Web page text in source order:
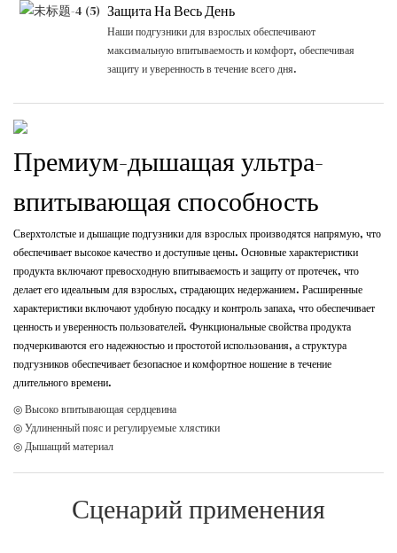
Защита На Весь День
Наши подгузники для взрослых обеспечивают
максимальную впитываемость и комфорт, обеспечивая
защиту и уверенность в течение всего дня.
Премиум-дышащая ультра-
впитывающая способность
Сверхтолстые и дышащие подгузники для взрослых производятся напрямую, что
обеспечивает высокое качество и доступные цены. Основные характеристики
продукта включают превосходную впитываемость и защиту от протечек, что
делает его идеальным для взрослых, страдающих недержанием. Расширенные
характеристики включают удобную посадку и контроль запаха, что обеспечивает
ценность и уверенность пользователей. Функциональные свойства продукта
подчеркиваются его надежностью и простотой использования, а структура
подгузников обеспечивает безопасное и комфортное ношение в течение
длительного времени.
◎ Высоко впитывающая сердцевина
◎ Удлиненный пояс и регулируемые хлястики
◎ Дышащий материал
Сценарий применения